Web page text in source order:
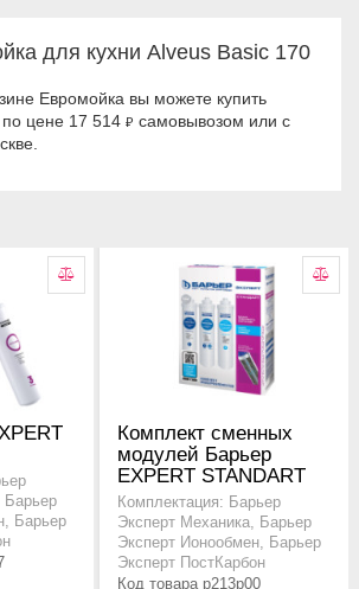
для кухни Alveus Basic 170
Евромойка вы можете купить
цене 17 514 ₽ самовывозом или с
Барьер
Барьер
Комплект сменных
модулей Барьер
EXPERT STANDART
Комплектация: Барьер
Эксперт Механика, Барьер
Эксперт Ионообмен, Барьер
Эксперт ПостКарбон
Код товара p213p00